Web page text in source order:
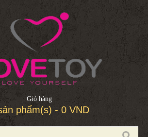
Giỏ hàng
phẩm(s) - 0 VND